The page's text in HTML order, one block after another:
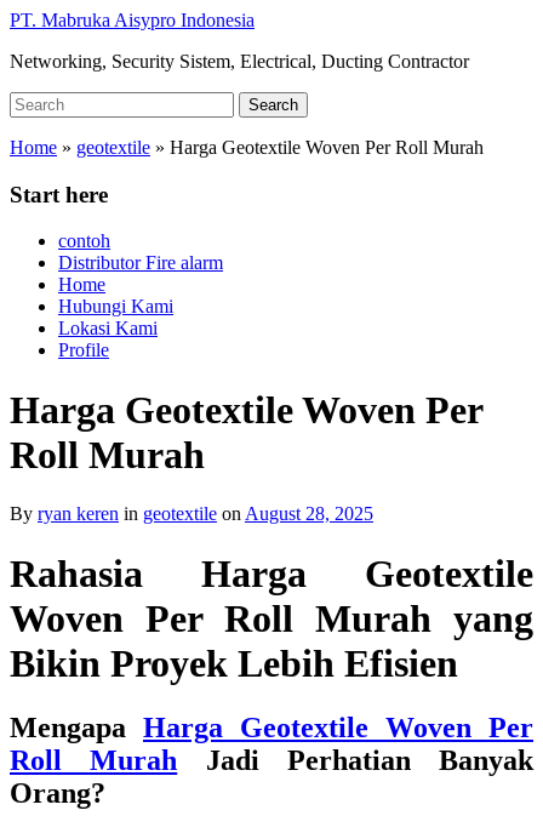
Skip
main
PT. Mabruka Aisypro Indonesia
Networking, Security Sistem, Electrical, Ducting Contractor
Search
for:
Search
Home » geotextile » Harga Geotextile Woven Per Roll Murah
Start here
contoh
Distributor Fire alarm
Home
Hubungi Kami
Lokasi Kami
Profile
Harga Geotextile Woven Per
Roll Murah
By ryan keren in geotextile on August 28, 2025
Rahasia Harga Geotextile
Woven Per Roll Murah yang
Bikin Proyek Lebih Efisien
Mengapa Harga Geotextile Woven Per
Roll Murah Jadi Perhatian Banyak
Orang?